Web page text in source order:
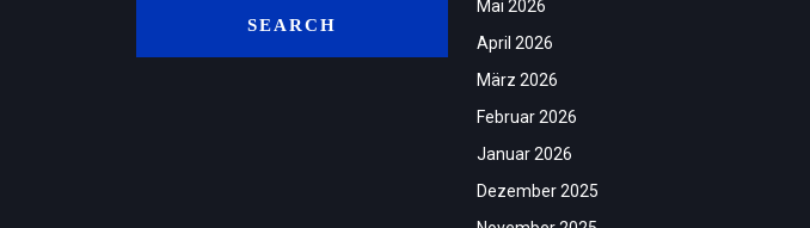
Mai 2026
April 2026
März 2026
Februar 2026
Januar 2026
Dezember 2025